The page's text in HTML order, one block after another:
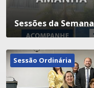
Sessões da Semana
Sessão Ordinária